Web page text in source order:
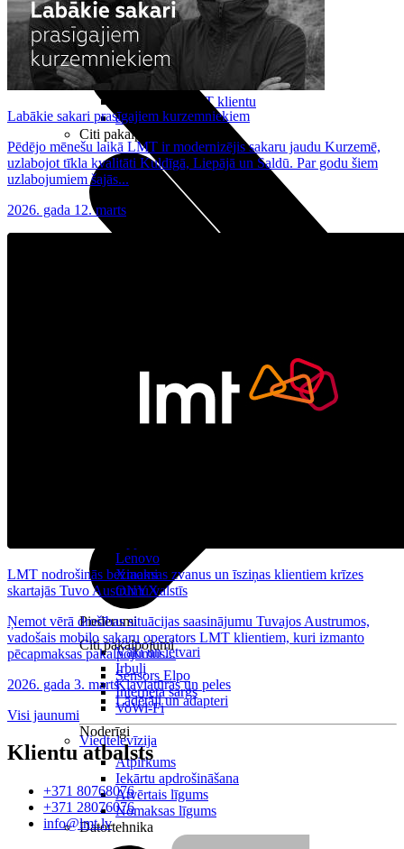
Noderīgi
Maksas un tarifi Latvijā
Maksas un tarifi ārzemēs
LMT Kartes iespējas
Kā kļūt par LMT klientu
eSIM tehnoloģija
Citi pakalpojumi
Citi pakalpojumi
Sensors Elpo
Interneta sargs
VoWi-Fi
Viedtelevīzija
Planšetes
Lenovo
Xiaomi
ONYX
Piederumi
Vāki un ietvari
Irbuļi
Klaviatūras un peles
Lādētāji un adapteri
Noderīgi
Atpirkums
Iekārtu apdrošināšana
Atvērtais līgums
Nomaksas līgums
Datortehnika
Labākie sakari prasīgajiem kurzemniekiem
Pēdējo mēnešu laikā LMT ir modernizējis sakaru jaudu Kurzemē,
uzlabojot tīkla kvalitāti Kuldīgā, Liepājā un Saldū. Par godu šiem
uzlabojumiem šajās...
2026. gada 12. marts
LMT nodrošinās bezmaksas zvanus un īsziņas klientiem krīzes
skartajās Tuvo Austrumu valstīs
Ņemot vērā drošības situācijas saasinājumu Tuvajos Austrumos,
vadošais mobilo sakaru operators LMT klientiem, kuri izmanto
pēcapmaksas pakalpojumus...
2026. gada 3. marts
Visi jaunumi
Klientu atbalsts
+371 80768076
+371 28076076
info@lmt.lv